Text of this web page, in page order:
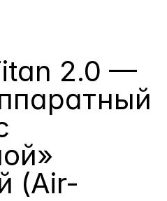
2.0 —
(Air-